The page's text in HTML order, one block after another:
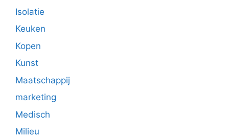
Isolatie
Keuken
Kopen
Kunst
Maatschappij
marketing
Medisch
Milieu